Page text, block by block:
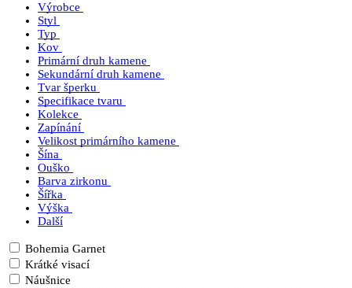
Výrobce
Styl
Typ
Kov
Primární druh kamene
Sekundární druh kamene
Tvar šperku
Specifikace tvaru
Kolekce
Zapínání
Velikost primárního kamene
Šína
Ouško
Barva zirkonu
Šířka
Výška
Další
Bohemia Garnet
Krátké visací
Náušnice